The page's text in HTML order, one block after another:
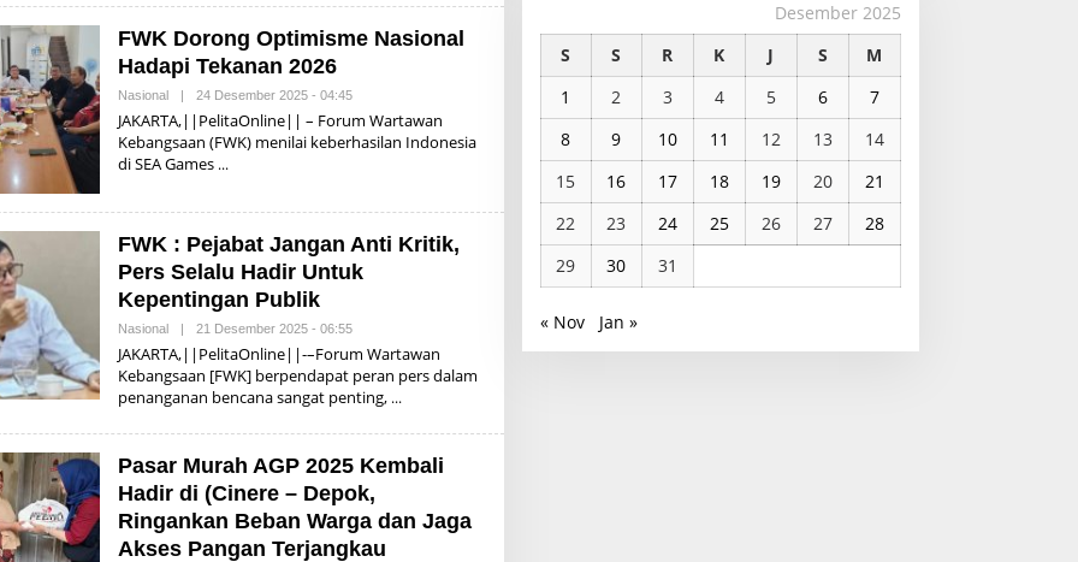
N
S
O
N
FWK Dorong Optimisme Nasional
Hadapi Tekanan 2026
Nasional | 24 Desember 2025 - 04:45O
E
H
A
D
A
R
N
JAKARTA,||PelitaOnline|| – Forum Wartawan
Kebangsaan (FWK) menilai keberhasilan Indonesia
di SEA Games
FWK : Pejabat Jangan Anti Kritik,
Pers Selalu Hadir Untuk
Kepentingan Publik
Nasional | 21 Desember 2025 - 06:55O
E
H
I
N
A
R
S
O
JAKARTA,||PelitaOnline||-–Forum Wartawan
Kebangsaan [FWK] berpendapat peran pers dalam
penanganan bencana sangat penting,
Pasar Murah AGP 2025 Kembali
Hadir di (Cinere – Depok,
Ringankan Beban Warga dan Jaga
Akses Pangan Terjangkau
Desember 2025
S
S R K J S
M
1
2 3 4 5 6
7
8
9 10 11 12 13
14
15
16 17 18 19 20
21
22
23 24 25 26 27
28
29
30 31
« Nov Jan »